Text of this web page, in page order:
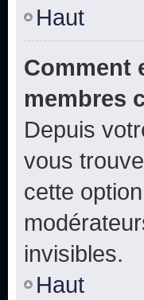
Haut
Comment
membres
Depuis
vous
cette
invisibles.
Haut